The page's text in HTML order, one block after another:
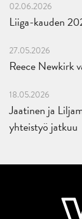
02.06.2026
Liiga-kauden
27.05.2026
Reece Newkirk
18.05.2026
Jaatinen ja
yhteistyö jatkuu